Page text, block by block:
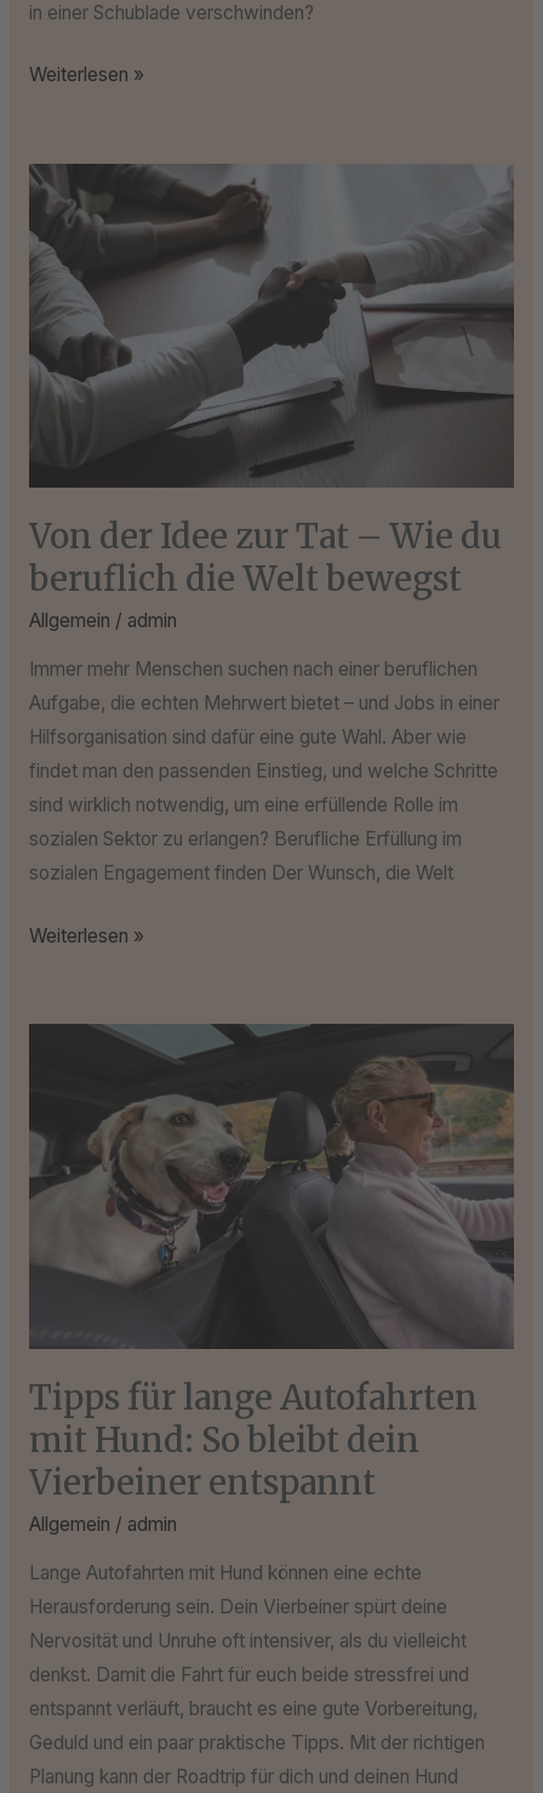
in einer Schublade verschwinden?
Weiterlesen »
Von der Idee zur Tat – Wie du
beruflich die Welt bewegst
Allgemein / admin
Immer mehr Menschen suchen nach einer beruflichen
Aufgabe, die echten Mehrwert bietet – und Jobs in einer
Hilfsorganisation sind dafür eine gute Wahl. Aber wie
findet man den passenden Einstieg, und welche Schritte
sind wirklich notwendig, um eine erfüllende Rolle im
sozialen Sektor zu erlangen? Berufliche Erfüllung im
sozialen Engagement finden Der Wunsch, die Welt
Von
der
Idee
zur
Tat
–
Wie
die
Welt
bewegst
Weiterlesen »
Tipps für lange Autofahrten
mit Hund: So bleibt dein
Vierbeiner entspannt
Allgemein / admin
Lange Autofahrten mit Hund können eine echte
Herausforderung sein. Dein Vierbeiner spürt deine
Nervosität und Unruhe oft intensiver, als du vielleicht
denkst. Damit die Fahrt für euch beide stressfrei und
entspannt verläuft, braucht es eine gute Vorbereitung,
Geduld und ein paar praktische Tipps. Mit der richtigen
Planung kann der Roadtrip für dich und deinen Hund
Autofahrten
mit
bleibt
Vierbeiner
entspannt